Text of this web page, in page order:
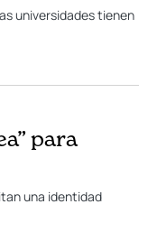
universidades tienen
para
una identidad